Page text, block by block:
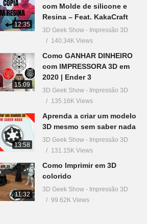
12:35
com Molde de silicone e
Resina – Feat. KakaCraft
3D Geek Show - Impressão 3D
140.34K Views
15:09
Como GANHAR DINHEIRO
com IMPRESSORA 3D em
2020 | Ender 3
3D Geek Show - Impressão 3D
135.16K Views
13:58
Aprenda a criar um modelo
3D mesmo sem saber nada
3D Geek Show - Impressão 3D
131.15K Views
11:32
Como Imprimir em 3D
colorido
3D Geek Show - Impressão 3D
99.62K Views